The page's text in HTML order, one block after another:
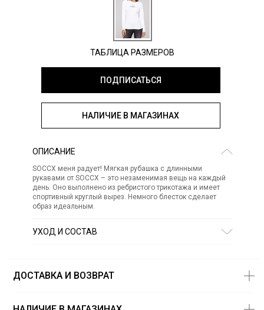
ТАБЛИЦА РАЗМЕРОВ
ПОДПИСАТЬСЯ
НАЛИЧИЕ В МАГАЗИНАХ
ОПИСАНИЕ
SOCCX меня радует! Мягкая рубашка с длинными
рукавами от SOCCX – это незаменимая вещь на каждый
день. Оно выполнено из ребристого трикотажа и имеет
спортивный круглый вырез. Немного блесток сделает
образ идеальным.
УХОД И СОСТАВ
ДОСТАВКА И ВОЗВРАТ